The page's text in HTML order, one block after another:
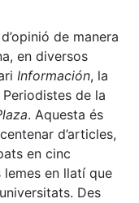
de manera
en diversos
Información, la
Periodistes de la
. Aquesta és
d’articles,
en cinc
en llatí que
Des